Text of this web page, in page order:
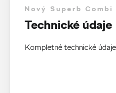
Nový Superb Combi
Technické údaje
Kompletné technické